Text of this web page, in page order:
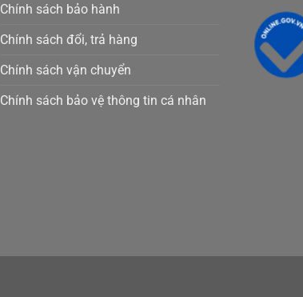
Chính sách bảo hành
Chính sách đổi, trả hàng
Chính sách vận chuyển
Chính sách bảo vệ thông tin cá nhân